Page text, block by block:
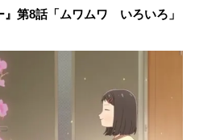
ニメ『スキップとローファー』
て地上...
ト＆あらすじが公開となりま
会の書記に就任。新生徒会長を
ていたストイックな高嶺先輩
くも落選、副会長となってい
ョックから立ち直れない高嶺
見て、兼近先輩は何か思いつ
』第8話「ムワムワ いろいろ」